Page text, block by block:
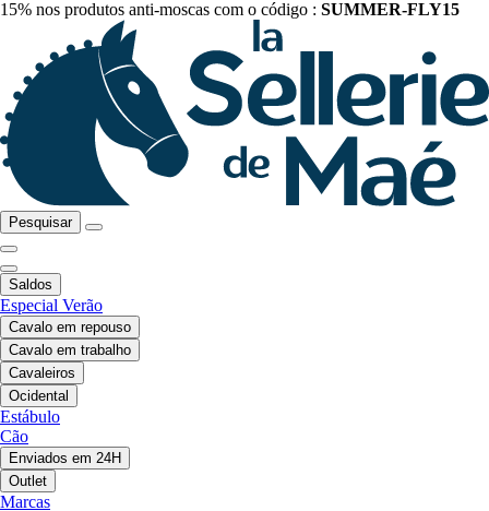
15% nos produtos anti-moscas com o código : SUMMER-FLY15
Pesquisar
Saldos
Especial Verão
Cavalo em repouso
Cavalo em trabalho
Cavaleiros
Ocidental
Estábulo
Cão
Enviados em 24H
Outlet
Marcas